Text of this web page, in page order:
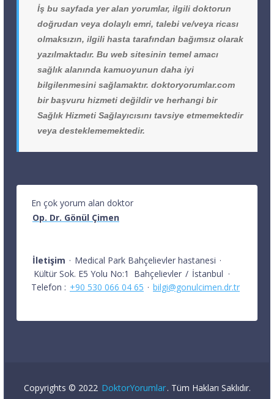
İş bu sayfada yer alan yorumlar, ilgili doktorun
doğrudan veya dolaylı emri, talebi ve/veya ricası
olmaksızın, ilgili hasta tarafından bağımsız olarak
yazılmaktadır. Bu web sitesinin temel amacı
sağlık alanında kamuoyunun daha iyi
bilgilenmesini sağlamaktır. doktoryorumlar.com
bir başvuru hizmeti değildir ve herhangi bir
Sağlık Hizmeti Sağlayıcısını tavsiye etmemektedir
veya desteklememektedir.
En çok yorum alan doktor
Op. Dr. Gönül Çimen
İletişim · Medical Park Bahçelievler hastanesi ·
Kültür Sok. E5 Yolu No:1
Bahçelievler / İstanbul ·
Telefon : +90 530 066 04 65 · bilgi@gonulcimen.dr.tr
Copyrights © 2022 DoktorYorumlar. Tüm Hakları Saklıdır.